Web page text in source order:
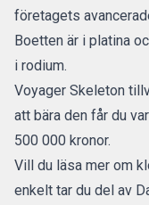
företagets
Boetten är i platina
i rodium.
Voyager Skeleton
att bära den får du
500 000 kronor.
Vill du läsa mer om
enkelt tar du del av